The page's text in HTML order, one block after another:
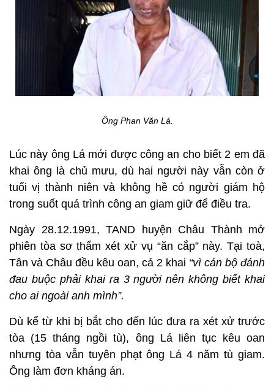
Ông Phan Văn Lá.
Lúc này ông Lá mới được công an cho biết 2 em đã
khai ông là chủ mưu, dù hai người này vẫn còn ở
tuổi vị thành niên và không hề có người giám hộ
trong suốt quá trình công an giam giữ để điều tra.
Ngày 28.12.1991, TAND huyện Châu Thành mở
phiên tòa sơ thẩm xét xử vụ “ăn cắp” này. Tại toà,
Tân và Châu đều kêu oan, cả 2 khai “vì cán bộ đánh
đau buộc phải khai ra 3 người nên không biết khai
cho ai ngoài anh mình”.
Dù kể từ khi bị bắt cho đến lúc đưa ra xét xử trước
tòa (15 tháng ngồi tù), ông Lá liên tục kêu oan
nhưng tòa vẫn tuyên phạt ông Lá 4 năm tù giam.
Ông làm đơn kháng án.